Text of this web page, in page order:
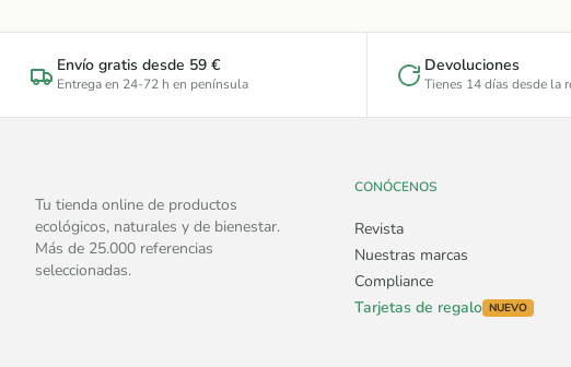
Envío gratis desde 59 €
Entrega en 24-72 h en península
Devoluciones
Tienes 14 días desde la
Tu tienda online de productos
ecológicos, naturales y de bienestar.
Más de 25.000 referencias
seleccionadas.
CONÓCENOS
Revista
Nuestras marcas
Compliance
Tarjetas de regalo NUEVO